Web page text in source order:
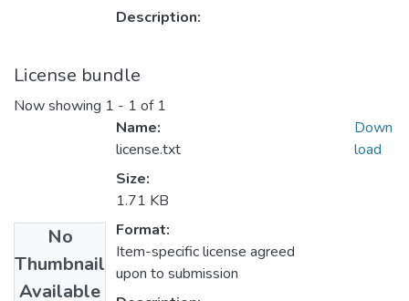
Description:
License bundle
Now showing 1 - 1 of 1
No
Thumbnail
Available
Name:
license.txt
Size:
1.71 KB
Format:
Item-specific license agreed
upon to submission
Down
load